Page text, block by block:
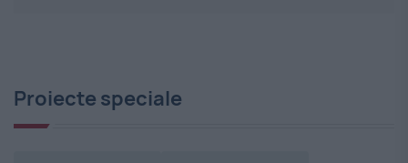
Proiecte speciale